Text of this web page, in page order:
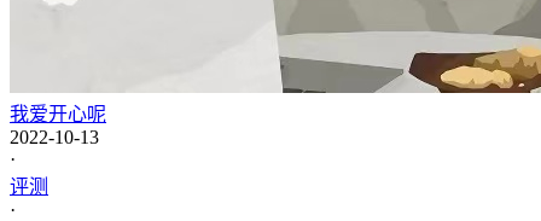
我爱开心呢
2022-10-13
·
评测
·